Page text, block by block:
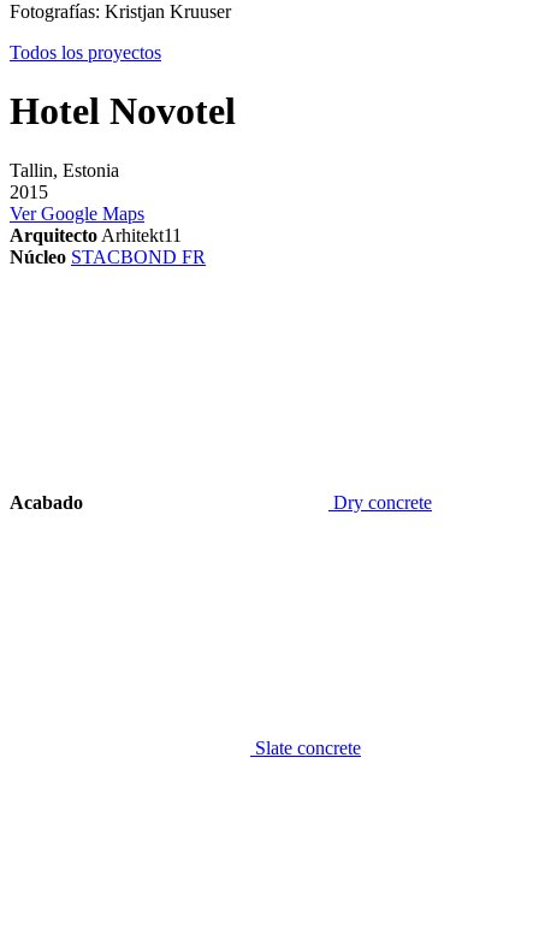
Fotografías: Kristjan Kruuser
Todos los proyectos
Hotel Novotel
Tallin, Estonia
2015
Ver Google Maps
Arquitecto Arhitekt11
Núcleo STACBOND FR
Acabado Dry concrete
Slate concrete